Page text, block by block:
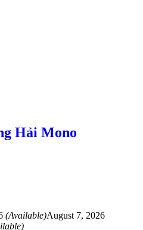
Hải Mono
(Available)August 7, 2026